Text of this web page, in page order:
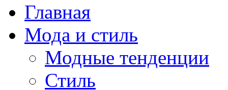
Главная
Мода и стиль
Модные тенденции
Стиль